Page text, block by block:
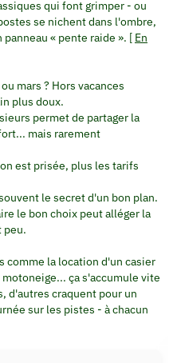
qui font grimper - ou
se nichent dans l'ombre,
« pente raide ». [ En
mars ? Hors vacances
plus doux.
permet de partager la
mais rarement
est prisée, plus les tarifs
le secret d'un bon plan.
le bon choix peut alléger la
peu.
comme la location d'un casier
ça s'accumule vite
d'autres craquent pour un
sur les pistes - à chacun